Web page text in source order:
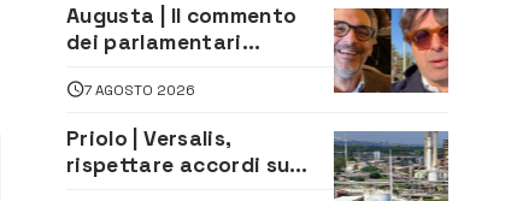
Augusta | Il commento
dei parlamentari
firma del contatto per il
depuratore
7 AGOSTO 2026
Priolo | Versalis,
rispettare accordi su